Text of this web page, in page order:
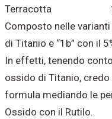
Terracotta
Composto nelle varianti
di Titanio e “1b” con il
In effetti, tenendo
ossido di Titanio,
formula mediando le
Ossido con il Rutilo.